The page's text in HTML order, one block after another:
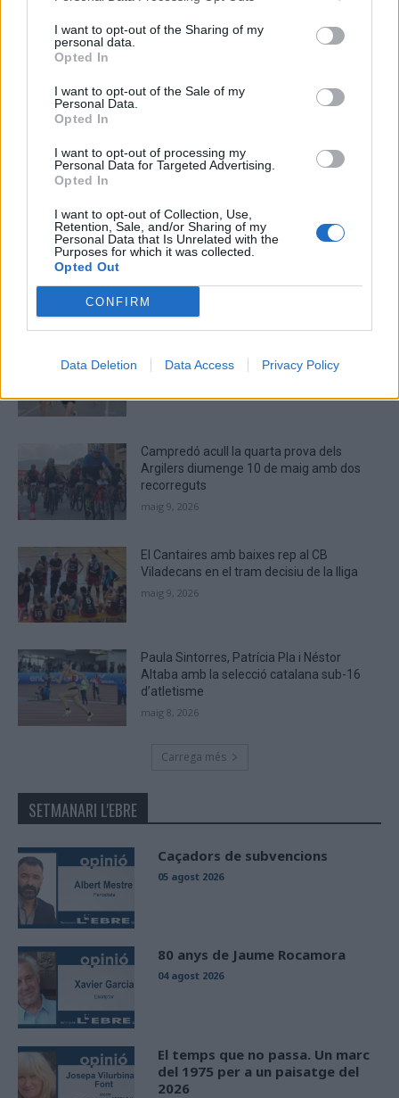
I want to opt-out of the Sharing of my
personal data.
Opted In
I want to opt-out of the Sale of my
Personal Data.
Opted In
I want to opt-out of processing my
Personal Data for Targeted Advertising.
Opted In
I want to opt-out of Collection, Use,
Retention, Sale, and/or Sharing of my
Personal Data that Is Unrelated with the
Purposes for which it was collected.
Opted Out
CONFIRM
Data Deletion Data Access Privacy Policy
aquest navegador per a la propera vegada que comenti.
characters
CAPTCHA
ÚLTIMES NOTÍCIES
de la Running Sèries Terres de l’Ebre
Campredó acull la quarta prova dels
Argilers diumenge 10 de maig amb dos
recorreguts
maig 9, 2026
El Cantaires amb baixes rep al CB
Viladecans en el tram decisiu de la lliga
maig 9, 2026
Paula Sintorres, Patrícia Pla i Néstor
Altaba amb la selecció catalana sub-16
d’atletisme
maig 8, 2026
Carrega més
SETMANARI L'EBRE
Caçadors de subvencions
05 agost 2026
80 anys de Jaume Rocamora
04 agost 2026
El temps que no passa. Un marc
del 1975 per a un paisatge del
2026